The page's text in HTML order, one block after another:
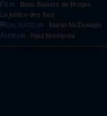
FILM : Bons Baisers de Bruges
La justice des fous
RÉALISATEUR : Martin McDonagh
AUTEUR : Paul Montarnal